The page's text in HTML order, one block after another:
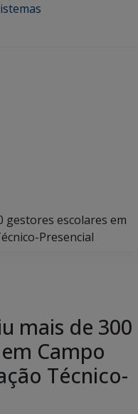
gestores escolares em
Presencial
mais de 300
Campo
Técnico-